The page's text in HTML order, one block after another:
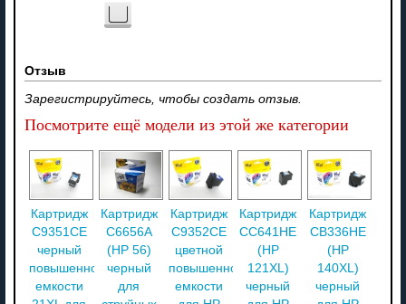
Отзыв
Зарегистрируйтесь, чтобы создать отзыв.
Посмотрите ещё модели из этой же категории
Картридж
C9351CE
черный
повышенной
емкости
Картридж
C6656A
(HP 56)
черный
для
Картридж
C9352CE
цветной
повышенной
емкости
Картридж
CC641HE
(HP
121XL)
черный
Картридж
CB336HE
(HP
140XL)
черный